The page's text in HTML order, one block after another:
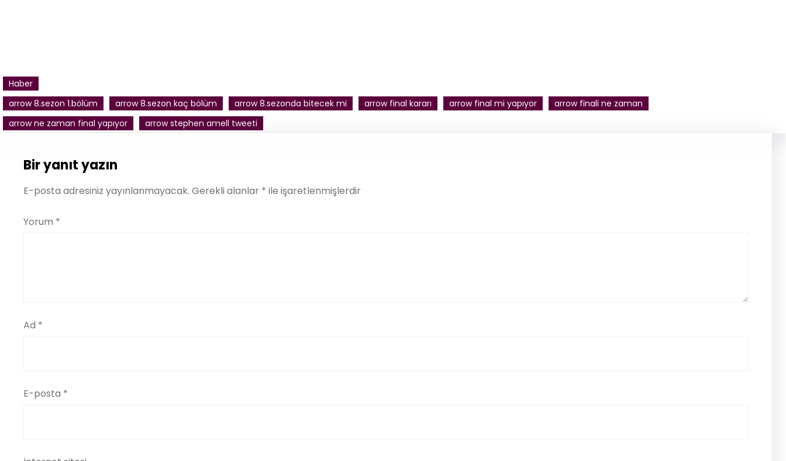
Haber
arrow 8.sezon 1.bölüm
arrow 8.sezon kaç bölüm arrow 8.sezonda bitecek mi arrow final kararı arrow final mi yapıyor
arrow finali ne zaman
arrow ne zaman final yapıyor
arrow stephen amell tweeti
Bir yanıt yazın
E-posta adresiniz yayınlanmayacak. Gerekli alanlar * ile işaretlenmişlerdir
Yorum *
Ad *
E-posta *